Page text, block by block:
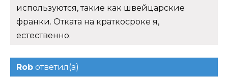
используются, такие как швейцарские
франки. Отката на краткосроке я,
естественно.
Rob ответил(а)